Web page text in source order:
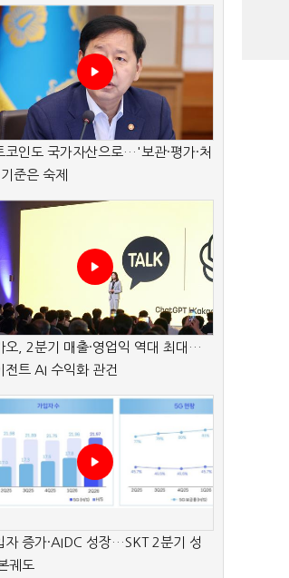
코인도 국가자산으로…'보관·평가·처
준은 숙제
오, 2분기 매출·영업익 역대 최대…
전트 AI 수익화 관건
자 증가·AIDC 성장…SKT 2분기 성
궤도